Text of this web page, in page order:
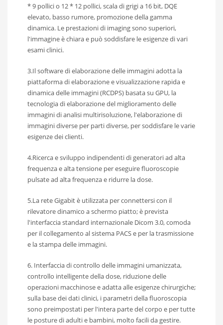
* 9 pollici o 12 * 12 pollici, scala di grigi a 16 bit, DQE
elevato, basso rumore, promozione della gamma
dinamica. Le prestazioni di imaging sono superiori,
l'immagine è chiara e può soddisfare le esigenze di vari
esami clinici.
3.Il software di elaborazione delle immagini adotta la
piattaforma di elaborazione e visualizzazione rapida e
dinamica delle immagini (RCDPS) basata su GPU, la
tecnologia di elaborazione del miglioramento delle
immagini di analisi multirisoluzione, l'elaborazione di
immagini diverse per parti diverse, per soddisfare le varie
esigenze dei clienti.
4.Ricerca e sviluppo indipendenti di generatori ad alta
frequenza e alta tensione per eseguire fluoroscopie
pulsate ad alta frequenza e ridurre la dose.
5.La rete Gigabit è utilizzata per connettersi con il
rilevatore dinamico a schermo piatto; è prevista
l'interfaccia standard internazionale Dicom 3.0, comoda
per il collegamento al sistema PACS e per la trasmissione
e la stampa delle immagini.
6. Interfaccia di controllo delle immagini umanizzata,
controllo intelligente della dose, riduzione delle
operazioni macchinose e adatta alle esigenze chirurgiche;
sulla base dei dati clinici, i parametri della fluoroscopia
sono preimpostati per l'intera parte del corpo e per tutte
le posture di adulti e bambini, molto facili da gestire.